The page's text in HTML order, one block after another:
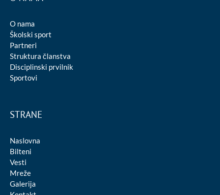
O nama
Školski sport
Partneri
Struktura članstva
Disciplinski prvilnik
Sportovi
STRANE
Naslovna
Bilteni
Vesti
Mreže
Galerija